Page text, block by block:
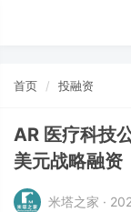
首页 投融资
AR 医疗科技
美元战略融资
米塔之家 ·